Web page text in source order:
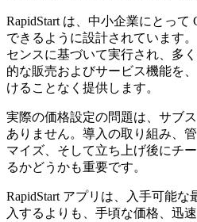
RapidStart は、中小企業にとっ
できるように設計されています。
センスに基づいて実行され、多
的な販売およびサービス機能を
けることなく提供します。
実際の価格設定の問題は、サブ
ありません。導入の取り組み、
マイズ、そして立ち上げ後にチ
るかどうかも重要です。
RapidStart アプリは、入手可能
入するよりも、手頃な価格、迅